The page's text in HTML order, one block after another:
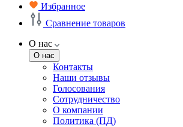
Избранное
Сравнение товаров
О нас
О нас
Контакты
Наши отзывы
Голосования
Сотрудничество
О компании
Политика (ПД)